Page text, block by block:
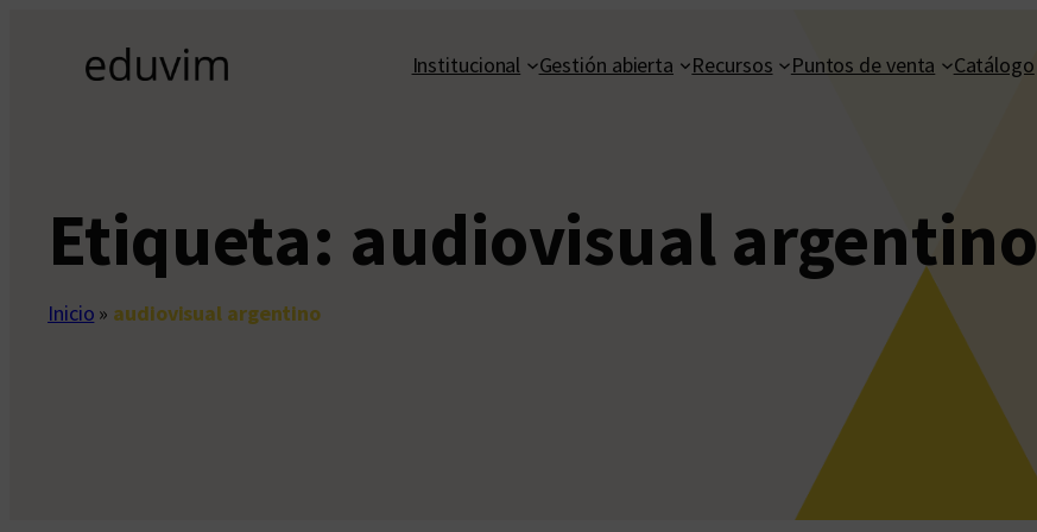
contenido
Institucional Gestión abierta Recursos Puntos de venta Catálogo
Etiqueta: audiovisual argentino
Inicio » audiovisual argentino